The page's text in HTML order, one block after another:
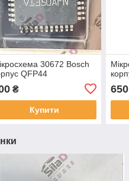
30672 Bosch
QFP44
₴
Купити
650